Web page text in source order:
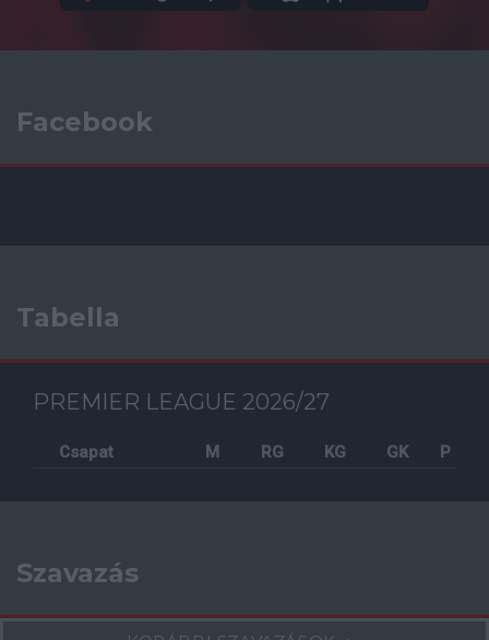
Facebook
Tabella
PREMIER LEAGUE 2026/27
Csapat M RG KG GK P
Szavazás